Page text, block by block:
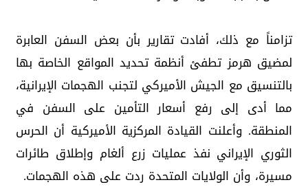
تزامناً مع ذلك، أفادت تقارير بأن بعض السفن العابرة
لمضيق هرمز تطفئ أنظمة تحديد المواقع الخاصة بها
بالتنسيق مع الجيش الأميركي لتجنب الهجمات الإيرانية،
مما أدى إلى رفع أسعار التأمين على السفن في
المنطقة. وأعلنت القيادة المركزية الأميركية أن الحرس
الثوري الإيراني نفذ عمليات زرع ألغام وإطلاق طائرات
مسيرة، وأن الولايات المتحدة ردت على هذه الهجمات.